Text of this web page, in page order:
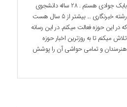
بابک جوادی هستم . 28 ساله دانشجوی
رشته خبرنگاری ... بیشتر از 5 سال هست
که در این حوزه فعالت میکنم. در این رسانه
تلاش میکنم تا به روزترین اخبار حوزه
هنرمندان و تمامی حواشی آن را پوشش